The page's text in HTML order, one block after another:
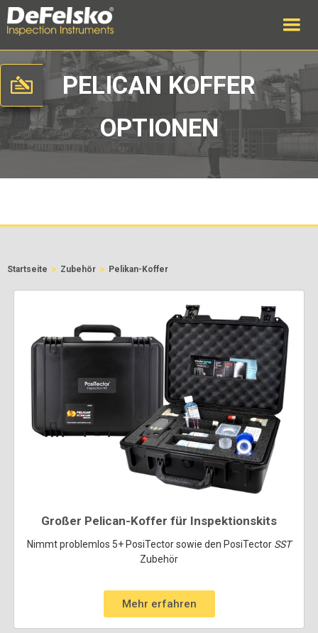
PELICAN KOFFER
OPTIONEN
Startseite > Zubehör > Pelikan-Koffer
Großer Pelican-Koffer für Inspektionskits
Nimmt problemlos 5+ PosiTector sowie den PosiTector SST
Zubehör
Mehr erfahren